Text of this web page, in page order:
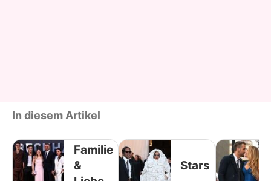
In diesem Artikel
Familie
&
Stars